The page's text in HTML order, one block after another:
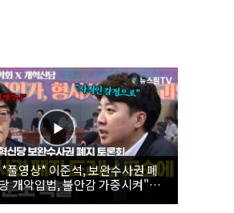
영상* 이준석, 보완수사권 폐
개악입법, 불안감 가중시켜"｜
신당 보완수사권 폐지 토론회